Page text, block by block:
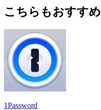
こちらもおすすめ
1Password